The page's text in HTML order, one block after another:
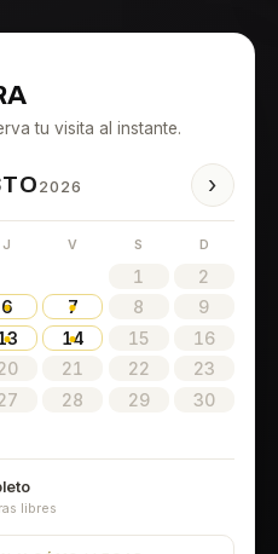
tu visita al instante.
2026 ›
J V S D
1
2
6 7 8
9
14 15
16
21 22
23
28 29
30
libres